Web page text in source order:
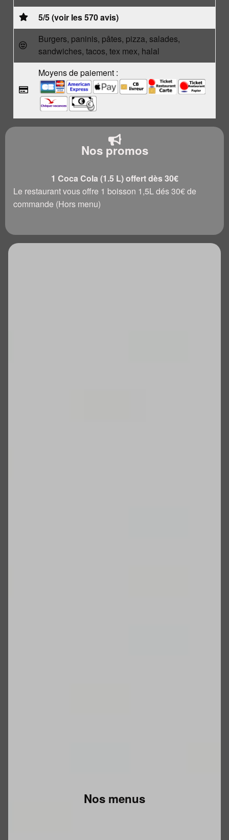
5/5 (voir les 570 avis)
Burgers, paninis, pâtes, pizza, salades,
sandwiches, tacos, tex mex, halal
Moyens de paiement :
Nos promos
1 Coca Cola (1.5 L) offert dès 30€
Le restaurant vous offre 1 boisson 1,5L dés 30€ de
commande (Hors menu)
Nos menus